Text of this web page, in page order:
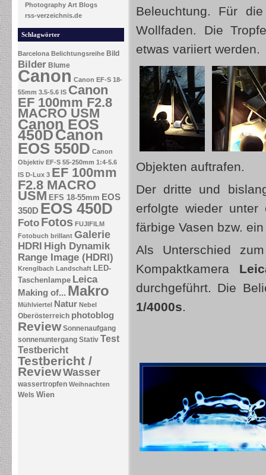
Photography Art Blogs
rss-verzeichnis.de
Schlagwörter
Barcelona Belichtungsreihe Bild
Bilder Blume
Canon Canon EF-S 18-
55mm 3.5-5.6 IS Canon
EF 100mm F2.8
MACRO USM
Canon EOS
450DCanon
EOS 550D Canon
Objektiv EF-S 55-250mm 1:4-5.6
IS D-Lux 3 EF 100mm
F2.8 MACRO
USM EFS 18-55mm EOS
350D EOS 450D
Foto Fotos FUJIFILM
Fotobuch brillant Galerie
HDRI High Dynamik
Range Image (HDRI)
Krenglbach Landschaft LED-
Taschenlampe Leica
Making of... Makro
Mühlviertel Natur Nebel
Oberösterreich photoblog
Review Sonnenaufgang
sonnenuntergang Stativ Test
Testbericht
Testbericht /
ReviewWasser
wassertropfen Weihnachten
Wels Wien
Beleuchtung. Für
Wollfaden. Die
etwas variiert werden.
Objekten auftrafen.
Der dritte und
erfolgte wieder unter
färbige Vasen bzw.
Als Unterschied
Kompaktkamera
durchgeführt. Die
1/4000s.